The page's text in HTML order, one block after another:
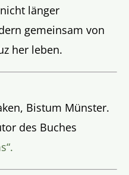
länger
gemeinsam von
her leben.
Bistum Münster.
des Buches